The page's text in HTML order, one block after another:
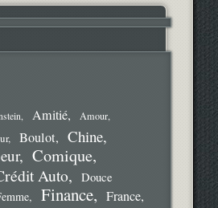
Amitié Amour
Boulot Chine
Comique
Auto
Douce
Finance France